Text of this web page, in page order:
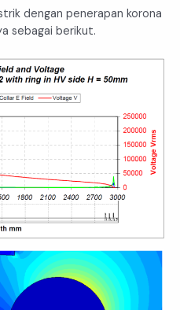
dengan penerapan korona
sebagai berikut.